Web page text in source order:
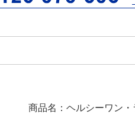
商品名
ヘルシーワン